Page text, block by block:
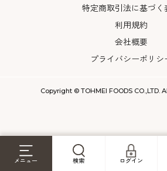
特定商取引法に基づく
利用規約
会社概要
プライバシーポリシ
Copyright © TOHMEI FOODS CO.,LTD.
メニュー 検索 ログイン